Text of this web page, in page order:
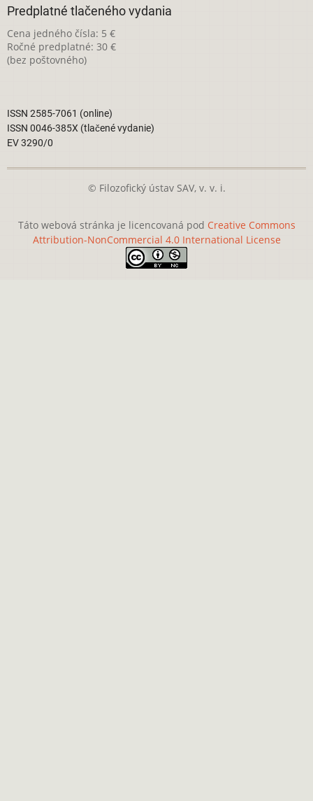
Predplatné tlačeného vydania
Cena jedného čísla: 5 €
Ročné predplatné: 30 €
(bez poštovného)
ISSN 2585-7061 (online)
ISSN 0046-385X (tlačené vydanie)
EV 3290/0
© Filozofický ústav SAV, v. v. i.
Táto webová stránka je licencovaná pod Creative Commons
Attribution-NonCommercial 4.0 International License